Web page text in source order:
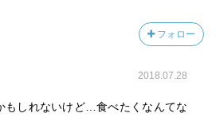
フォロー
2018.07.28
もしれないけど…食べたくなんてな